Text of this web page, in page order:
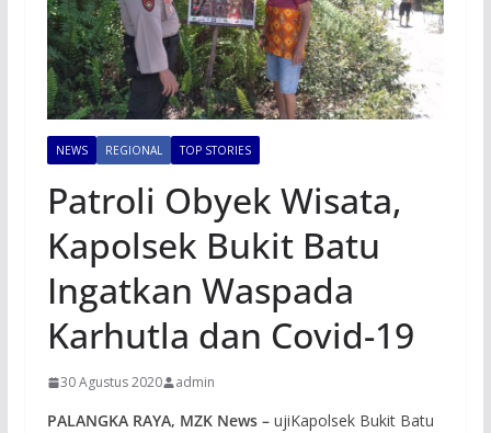
NEWS REGIONAL TOP STORIES
Patroli Obyek Wisata,
Kapolsek Bukit Batu
Ingatkan Waspada
Karhutla dan Covid-19
30 Agustus 2020 admin
PALANGKA RAYA, MZK News – ujiKapolsek Bukit Batu